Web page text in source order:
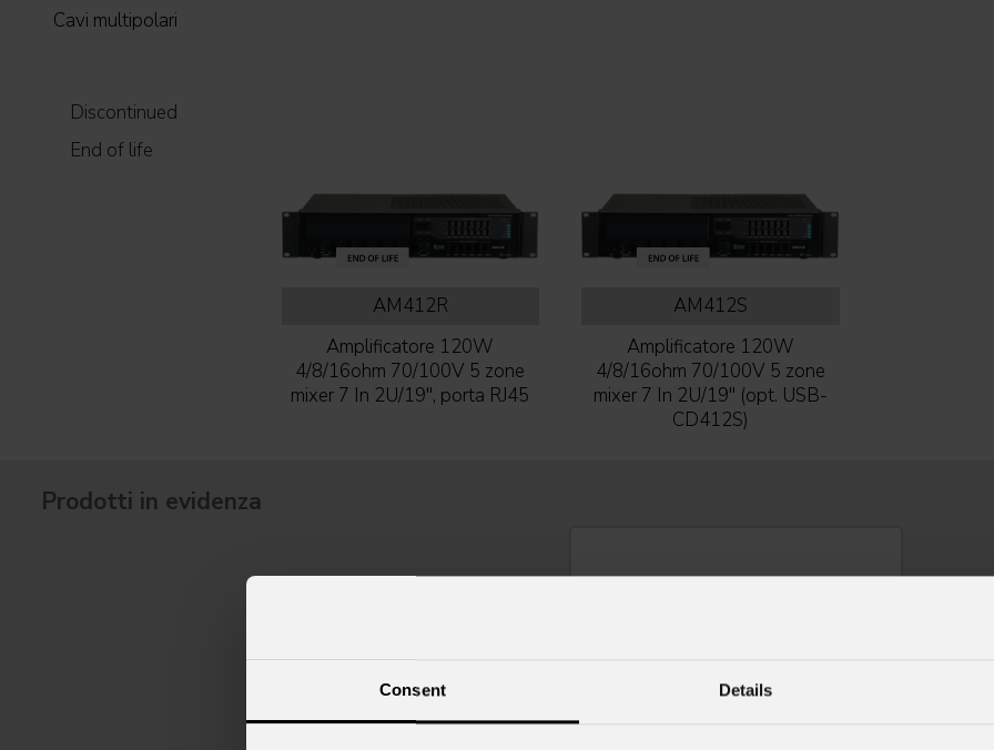
Consent Details
Cavi multipolari
Discontinued
End of life
AM412R
Amplificatore 120W
4/8/16ohm 70/100V 5 zone
mixer 7 In 2U/19'', porta RJ45
AM412S
Amplificatore 120W
4/8/16ohm 70/100V 5 zone
mixer 7 In 2U/19'' (opt. USB-
CD412S)
Prodotti in evidenza